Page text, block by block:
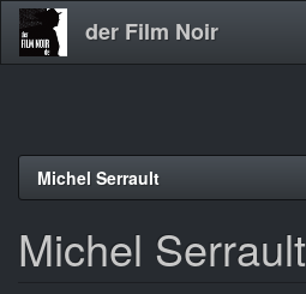
Direkt
der Film Noir
Michel Serrault
Michel Serrault